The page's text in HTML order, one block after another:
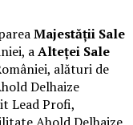
Majestății Sale
aAlteței Sale
alături de
Delhaize
Lead Profi,
Ahold Delhaize